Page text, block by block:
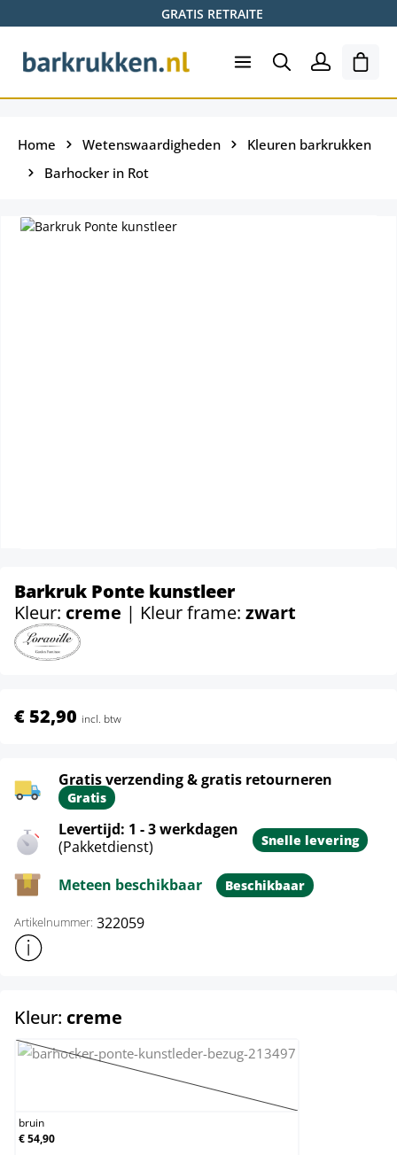
GRATIS RETRAITE
Home Wetenswaardigheden
Kleuren barkrukken
Barhocker in Rot
Barkruk Ponte kunstleer
Kleur: creme | Kleur frame: zwart
€ 52,90 incl. btw
Gratis verzending & gratis retourneren
Gratis
Levertijd: 1 - 3 werkdagen
(Pakketdienst)
Snelle levering
Meteen beschikbaar Beschikbaar
Artikelnummer: 322059
Toon meer productinformatie
Kleur: creme
bruin
(Deze optie is momenteel niet beschikbaar.)
bruin
€ 54,90